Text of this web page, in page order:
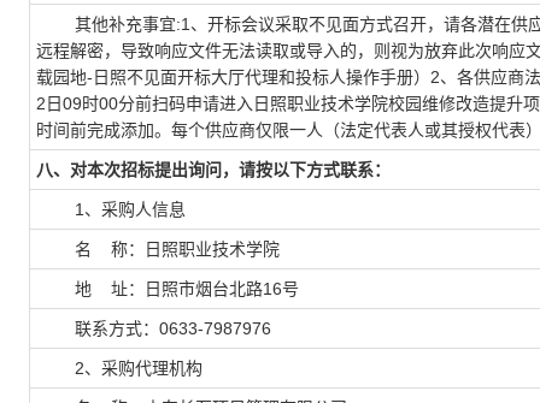
其他补充事宜:1、开标会议采取不见面方式召开，请各潜在供
远程解密，导致响应文件无法读取或导入的，则视为放弃此次响
载园地-日照不见面开标大厅代理和投标人操作手册）2、各供应
2日09时00分前扫码申请进入日照职业技术学院校园维修改造提升
时间前完成添加。每个供应商仅限一人（法定代表人或其授权代表
八、对本次招标提出询问，请按以下方式联系：
1、采购人信息
名 称： 日照职业技术学院
地 址：日照市烟台北路16号
联系方式：0633-7987976
2、采购代理机构